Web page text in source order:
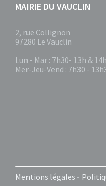
MAIRIE DU VAUCLIN
2, rue Collignon
97280 Le Vauclin
Lun - Mar : 7h30- 13h &
Mer-Jeu-Vend : 7h30 -
Mentions légales -